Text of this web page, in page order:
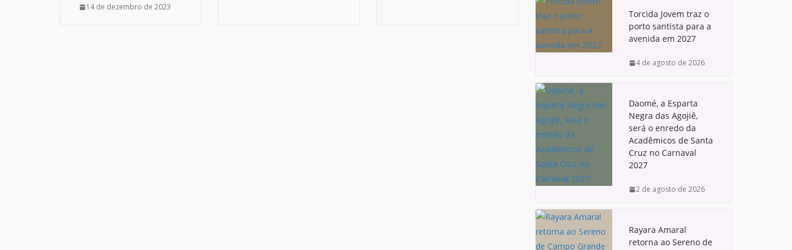
14 de dezembro de 2023
Torcida Jovem traz o
porto santista para a
avenida em 2027
4 de agosto de 2026
Daomé, a Esparta
Negra das Agojiê,
será o enredo da
Acadêmicos de Santa
Cruz no Carnaval
2027
2 de agosto de 2026
Rayara Amaral
retorna ao Sereno de